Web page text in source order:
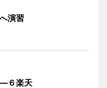
演習
―６楽天